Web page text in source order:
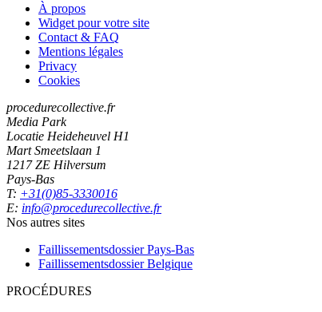
À propos
Widget pour votre site
Contact & FAQ
Mentions légales
Privacy
Cookies
procedurecollective.fr
Media Park
Locatie Heideheuvel H1
Mart Smeetslaan 1
1217 ZE Hilversum
Pays-Bas
T: +31(0)85-3330016
E: info@procedurecollective.fr
Nos autres sites
Faillissementsdossier Pays-Bas
Faillissementsdossier Belgique
PROCÉDURES